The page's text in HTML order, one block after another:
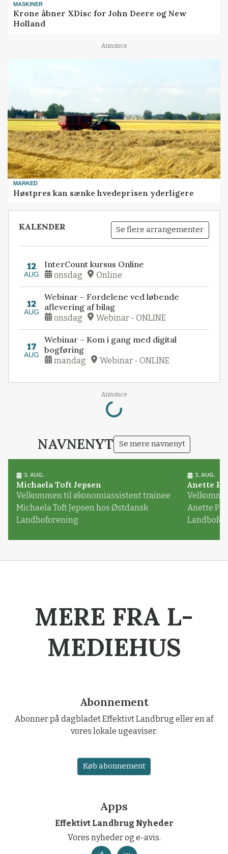
MASKINER
Krone åbner XDisc for John Deere og New
Holland
Annonce
MARKED
Høstpres kan sænke hvedeprisen yderligere
KALENDER Se flere arrangementer
12
AUG
InterCount kursus Online
onsdag Online
12
AUG
Webinar – Fordelene ved løbende
aflevering af bilag
onsdag Webinar - ONLINE
17
AUG
Webinar – Kom i gang med digital
bogføring
mandag Webinar - ONLINE
Annonce
Loading...
NAVNENYT Se mere navnenyt
3. AUG.
Michaela Toft Jepsen
Velkommen til økonomiassistent trainee
Michaela Toft Jepsen hos Østdansk
Landboforening
3. AUG.
Anette
Anette
MERE FRA L-
MEDIEHUS
Abonnement
Abonner på dagbladet Effektivt Landbrug eller en af
vores lokale ugeaviser.
Køb abonnement
Apps
Effektivt Landbrug Nyheder
Vores nyheder og e-avis.